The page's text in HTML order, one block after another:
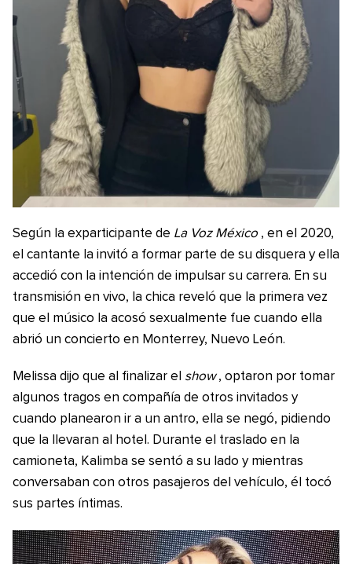
Según la exparticipante de La Voz México , en el 2020,
el cantante la invitó a formar parte de su disquera y ella
accedió con la intención de impulsar su carrera. En su
transmisión en vivo, la chica reveló que la primera vez
que el músico la acosó sexualmente fue cuando ella
abrió un concierto en Monterrey, Nuevo León.
Melissa dijo que al finalizar el show , optaron por tomar
algunos tragos en compañía de otros invitados y
cuando planearon ir a un antro, ella se negó, pidiendo
que la llevaran al hotel. Durante el traslado en la
camioneta, Kalimba se sentó a su lado y mientras
conversaban con otros pasajeros del vehículo, él tocó
sus partes íntimas.